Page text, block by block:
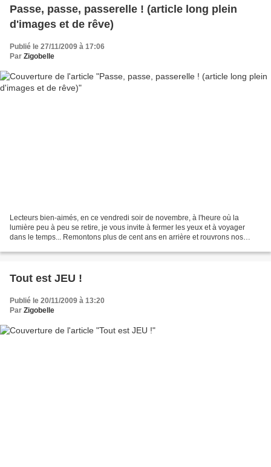
Passe, passe, passerelle ! (article long plein
d'images et de rêve)
Publié le 27/11/2009 à 17:06
Par Zigobelle
Lecteurs bien-aimés, en ce vendredi soir de novembre, à l'heure où la
lumière peu à peu se retire, je vous invite à fermer les yeux et à voyager
dans le temps... Remontons plus de cent ans en arrière et rouvrons nos
Tout est JEU !
Publié le 20/11/2009 à 13:20
Par Zigobelle